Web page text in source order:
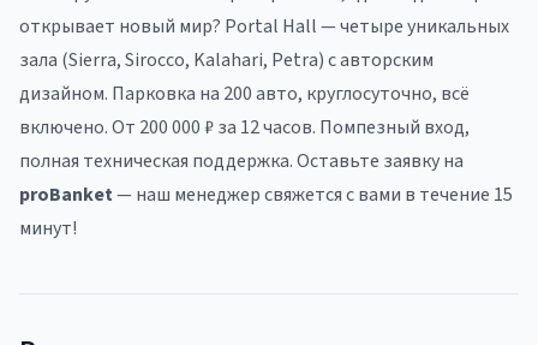
открывает новый мир? Portal Hall — четыре уникальных
зала (Sierra, Sirocco, Kalahari, Petra) с авторским
дизайном. Парковка на 200 авто, круглосуточно, всё
включено. От 200 000 ₽ за 12 часов. Помпезный вход,
полная техническая поддержка. Оставьте заявку на
proBanket— наш менеджер свяжется с вами в течение 15
минут!